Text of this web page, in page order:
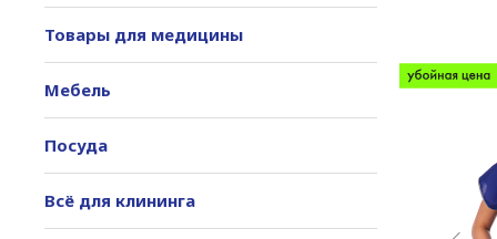
Товары для медицины
Мебель
Посуда
Всё для клининга